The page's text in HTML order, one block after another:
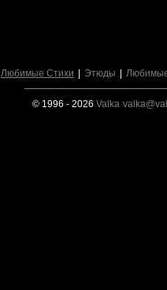
Любимые Стихи Этюды
© 1996 - 2026 Valka